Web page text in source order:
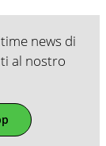
news di
al nostro